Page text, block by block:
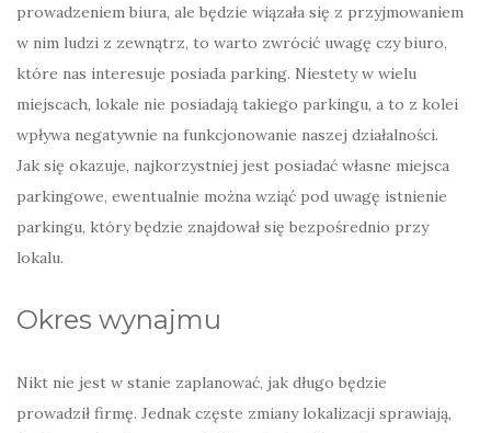
prowadzeniem biura, ale będzie wiązała się z przyjmowaniem
w nim ludzi z zewnątrz, to warto zwrócić uwagę czy biuro,
które nas interesuje posiada parking. Niestety w wielu
miejscach, lokale nie posiadają takiego parkingu, a to z kolei
wpływa negatywnie na funkcjonowanie naszej działalności.
Jak się okazuje, najkorzystniej jest posiadać własne miejsca
parkingowe, ewentualnie można wziąć pod uwagę istnienie
parkingu, który będzie znajdował się bezpośrednio przy
lokalu.
Okres wynajmu
Nikt nie jest w stanie zaplanować, jak długo będzie
prowadził firmę. Jednak częste zmiany lokalizacji sprawiają,